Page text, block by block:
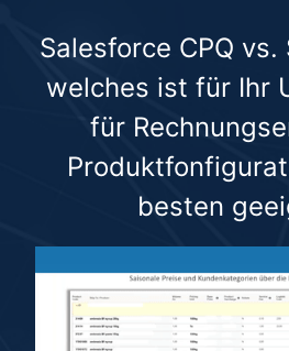
Salesforce CPQ vs.
welches ist für Ihr
für
besten